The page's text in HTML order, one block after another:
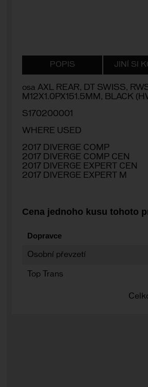
POPIS JINÍ SI
osa AXL REAR, DT SWISS,
M12X1.0PX151.5MM, BLACK
S170200001
WHERE USED
2017 DIVERGE COMP
2017 DIVERGE COMP CEN
2017 DIVERGE EXPERT CEN
2017 DIVERGE EXPERT M
Cena jednoho kusu tohoto
Dopravce
Osobní převzetí
Top Trans